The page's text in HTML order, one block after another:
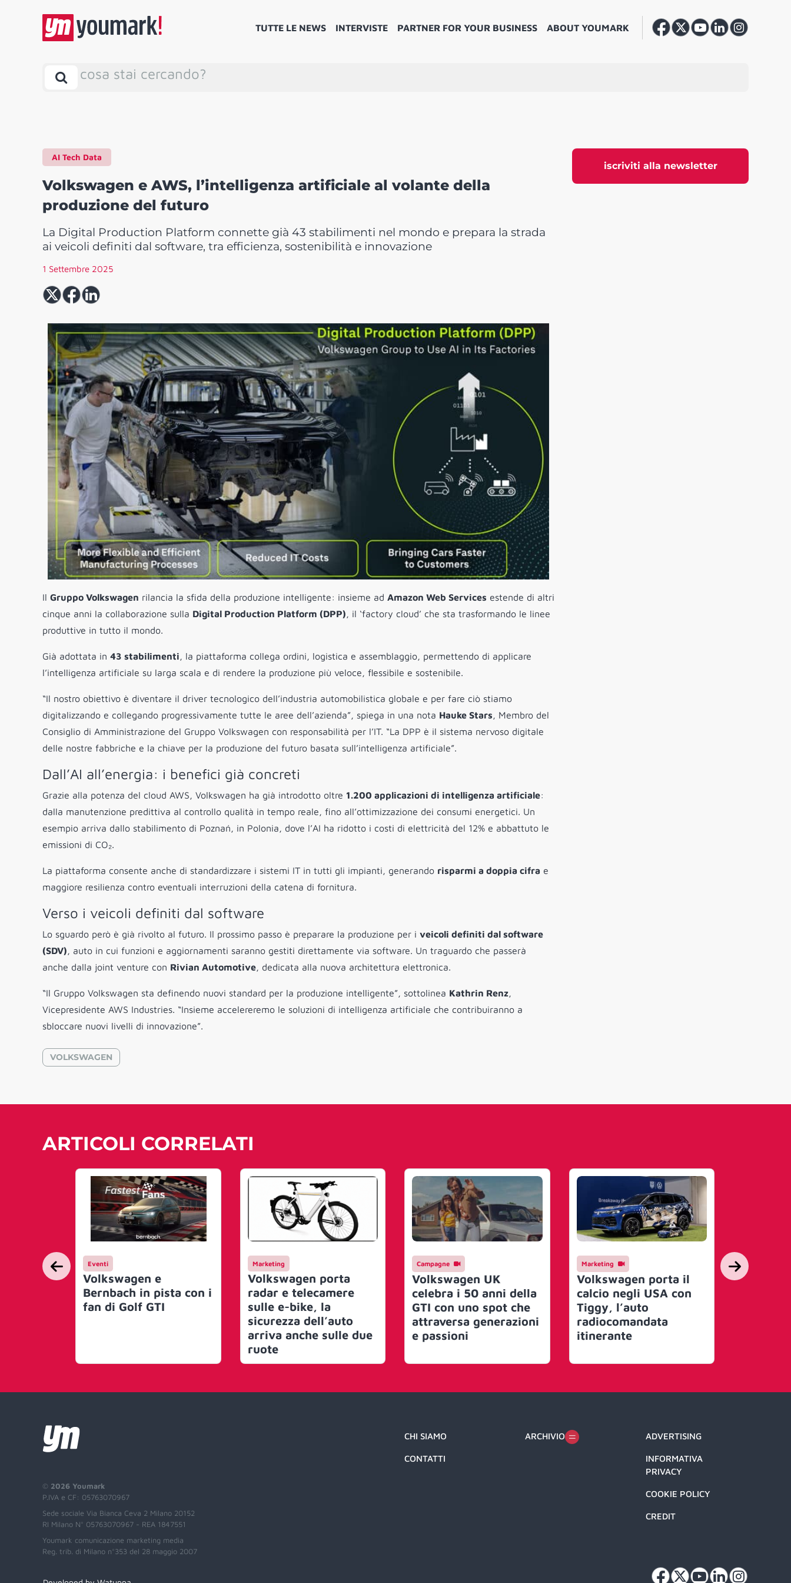
TUTTE LE NEWS INTERVISTE PARTNER FOR YOUR BUSINESS ABOUT YOUMARK
cosa stai cercando?
iscriviti alla newsletter
AI Tech Data
Volkswagen e AWS, l’intelligenza artificiale al volante della
produzione del futuro
La Digital Production Platform connette già 43 stabilimenti nel mondo e prepara la strada
ai veicoli definiti dal software, tra efficienza, sostenibilità e innovazione
1 Settembre 2025
Il Gruppo Volkswagen rilancia la sfida della produzione intelligente: insieme ad Amazon Web Services estende di altri
cinque anni la collaborazione sulla Digital Production Platform (DPP), il ‘factory cloud’ che sta trasformando le linee
produttive in tutto il mondo.
Già adottata in 43 stabilimenti, la piattaforma collega ordini, logistica e assemblaggio, permettendo di applicare
l’intelligenza artificiale su larga scala e di rendere la produzione più veloce, flessibile e sostenibile.
“Il nostro obiettivo è diventare il driver tecnologico dell’industria automobilistica globale e per fare ciò stiamo
digitalizzando e collegando progressivamente tutte le aree dell’azienda”, spiega in una nota Hauke Stars, Membro del
Consiglio di Amministrazione del Gruppo Volkswagen con responsabilità per l’IT. “La DPP è il sistema nervoso digitale
delle nostre fabbriche e la chiave per la produzione del futuro basata sull’intelligenza artificiale”.
Dall’AI all’energia: i benefici già concreti
Grazie alla potenza del cloud AWS, Volkswagen ha già introdotto oltre 1.200 applicazioni di intelligenza artificiale:
dalla manutenzione predittiva al controllo qualità in tempo reale, fino all’ottimizzazione dei consumi energetici. Un
esempio arriva dallo stabilimento di Poznań, in Polonia, dove l’AI ha ridotto i costi di elettricità del 12% e abbattuto le
emissioni di CO₂.
La piattaforma consente anche di standardizzare i sistemi IT in tutti gli impianti, generando risparmi a doppia cifra e
maggiore resilienza contro eventuali interruzioni della catena di fornitura.
Verso i veicoli definiti dal software
Lo sguardo però è già rivolto al futuro. Il prossimo passo è preparare la produzione per i veicoli definiti dal software
(SDV), auto in cui funzioni e aggiornamenti saranno gestiti direttamente via software. Un traguardo che passerà
anche dalla joint venture con Rivian Automotive, dedicata alla nuova architettura elettronica.
“Il Gruppo Volkswagen sta definendo nuovi standard per la produzione intelligente”, sottolinea Kathrin Renz,
Vicepresidente AWS Industries. “Insieme accelereremo le soluzioni di intelligenza artificiale che contribuiranno a
sbloccare nuovi livelli di innovazione”.
VOLKSWAGEN
ARTICOLI CORRELATI
Eventi
Volkswagen e
Bernbach in pista con i
fan di Golf GTI
Marketing
Volkswagen porta
radar e telecamere
sulle e-bike, la
sicurezza dell’auto
arriva anche sulle due
ruote
Campagne
Volkswagen UK
celebra i 50 anni della
GTI con uno spot che
attraversa generazioni
e passioni
Marketing
Volkswagen porta il
calcio negli USA con
Tiggy, l’auto
radiocomandata
itinerante
Campagne
© 2026 Youmark
P.IVA e CF: 05763070967
Sede sociale Via Bianca Ceva 2 Milano 20152
RI Milano N° 05763070967 - REA 1847551
Youmark comunicazione marketing media
Reg. trib. di Milano n°353 del 28 maggio 2007
CHI SIAMO
CONTATTI
ARCHIVIO ADVERTISING
INFORMATIVA
PRIVACY
COOKIE POLICY
CREDIT